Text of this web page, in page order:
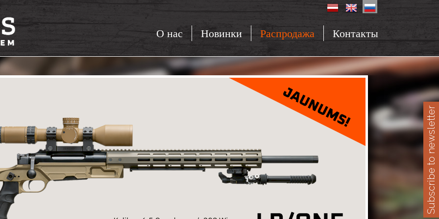
О нас Новинки Распродажа Контакты
Subscribe to newsletter